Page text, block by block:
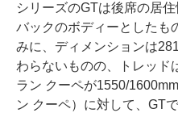
シリーズのGTは後席の居
バックのボディーとしたも
みに、ディメンションは
わらないものの、トレッド
ラン クーペが1550/
ン クーペ）に対して、GT